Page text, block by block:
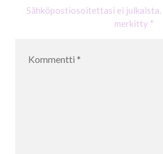
Sähköpostiosoitettasi ei julkaista.
merkitty *